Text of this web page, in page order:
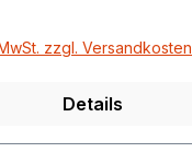
zzgl. Versandkosten
Details